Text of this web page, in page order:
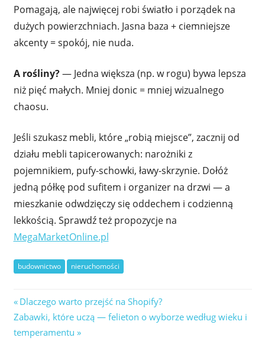
Pomagają, ale najwięcej robi światło i porządek na
dużych powierzchniach. Jasna baza + ciemniejsze
akcenty = spokój, nie nuda.
A rośliny?— Jedna większa (np. w rogu) bywa lepsza
niż pięć małych. Mniej donic = mniej wizualnego
chaosu.
Jeśli szukasz mebli, które „robią miejsce”, zacznij od
działu mebli tapicerowanych: narożniki z
pojemnikiem, pufy-schowki, ławy-skrzynie. Dołóż
jedną półkę pod sufitem i organizer na drzwi — a
mieszkanie odwdzięczy się oddechem i codzienną
lekkością. Sprawdź też propozycje na
MegaMarketOnline.pl
budownictwo nieruchomości
Nawigacja
wpisu
Previous
Post:
Dlaczego warto przejść na Shopify?
Next
Post:
Zabawki, które uczą — felieton o wyborze według wieku i
temperamentu